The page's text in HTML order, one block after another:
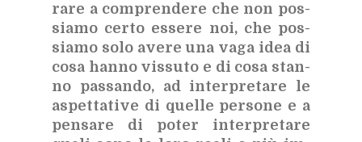
ra­re a com­pren­de­re che non pos­
sia­mo cer­to es­se­re noi, che pos­
sia­mo solo ave­re una vaga idea di
cosa han­no vis­su­to e di cosa stan­
no pas­san­do, ad in­ter­pre­ta­re le
aspet­ta­ti­ve di quel­le per­so­ne e a
pen­sa­re di po­ter in­ter­pre­ta­re